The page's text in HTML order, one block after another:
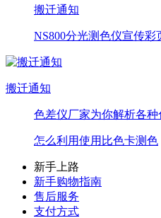
搬迁通知
NS800分光测色仪宣传彩
搬迁通知
色差仪厂家为你解析各
怎么利用使用比色卡测色
新手上路
新手购物指南
售后服务
支付方式